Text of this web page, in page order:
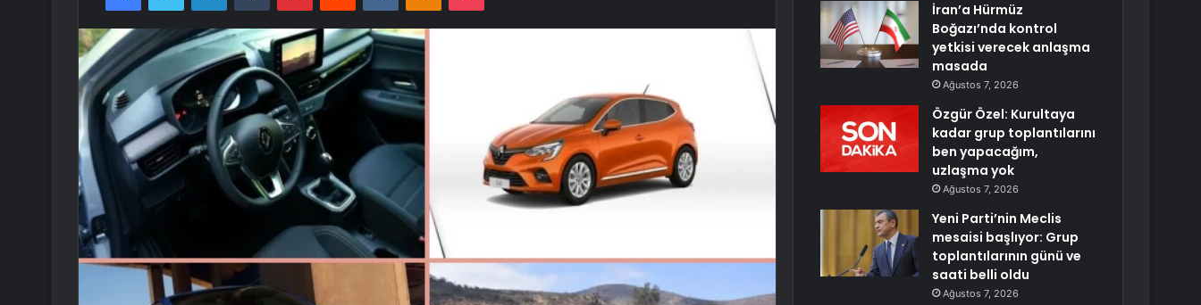
İran’a Hürmüz
Boğazı’nda kontrol
yetkisi verecek anlaşma
masada
Ağustos 7, 2026
Özgür Özel: Kurultaya
kadar grup toplantılarını
ben yapacağım,
uzlaşma yok
Ağustos 7, 2026
Yeni Parti’nin Meclis
mesaisi başlıyor: Grup
toplantılarının günü ve
saati belli oldu
Ağustos 7, 2026